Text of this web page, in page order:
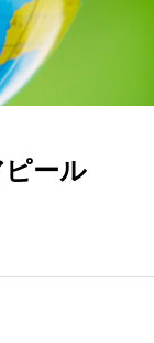
ール